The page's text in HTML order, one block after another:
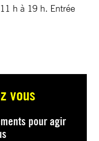
h à 19 h. Entrée
vous
pour agir